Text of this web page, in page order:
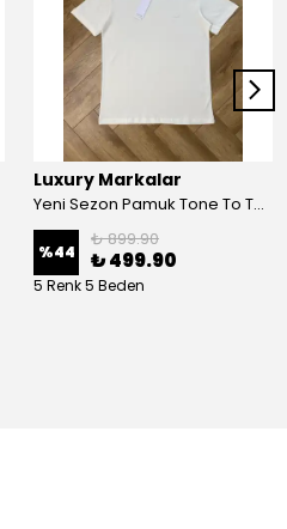
Luxury Markalar
Yeni Sezon Pamuk Tone To Tone Logo T-shirt
%44
₺ 899.90
₺ 499.90
5 Renk 5 Beden